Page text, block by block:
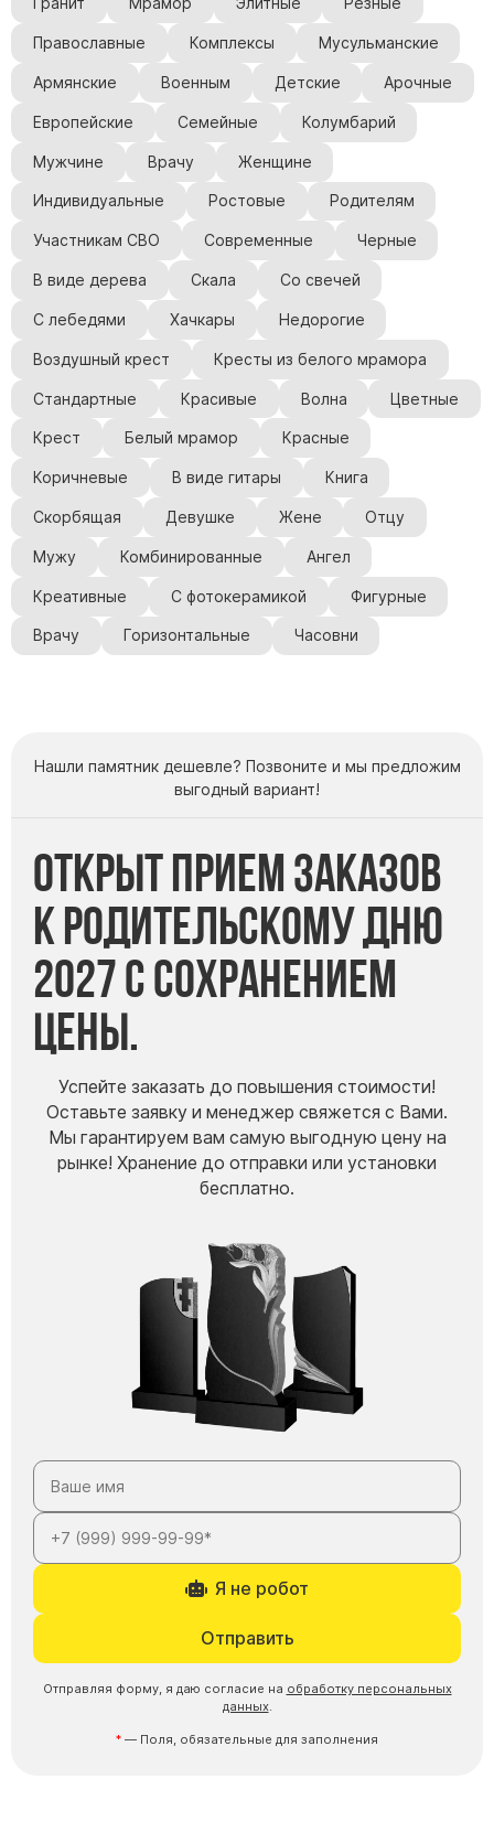
Гранит Мрамор Элитные Резные
Православные Комплексы Мусульманские
Армянские Военным Детские Арочные
Европейские Семейные Колумбарий
Мужчине Врачу Женщине
Индивидуальные Ростовые Родителям
Участникам СВО Современные Черные
В виде дерева Скала Со свечей
С лебедями Хачкары Недорогие
Воздушный крест Кресты из белого мрамора
Стандартные Красивые Волна Цветные
Крест Белый мрамор Красные
Коричневые В виде гитары Книга
Скорбящая Девушке Жене Отцу
Мужу Комбинированные Ангел
Креативные С фотокерамикой Фигурные
Врачу Горизонтальные Часовни
Нашли памятник дешевле? Позвоните и мы предложим
выгодный вариант!
Открыт прием заказов
к Родительскому дню
2027 с сохранением
цены.
Успейте заказать до повышения стоимости!
Оставьте заявку и менеджер свяжется с Вами.
Мы гарантируем вам самую выгодную цену на
рынке! Хранение до отправки или установки
бесплатно.
Я не робот
Отправить
Отправляя форму, я даю согласие на обработку персональных
данных.
— Поля, обязательные для заполнения